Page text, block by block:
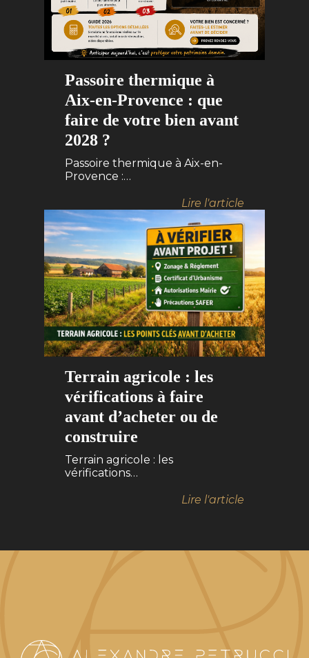
Passoire thermique à
Aix-en-Provence : que
faire de votre bien avant
2028 ?
Passoire thermique à Aix-en-
Provence :…
Lire l'article
Terrain agricole : les
vérifications à faire
avant d’acheter ou de
construire
Terrain agricole : les
vérifications…
Lire l'article